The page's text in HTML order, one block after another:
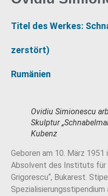
Titel des Werkes:
zerstört)
Rumänien
Ovidiu Simionescu
Skulptur
Kubenz
Geboren am 10. März 1951
Absolvent des Instituts für
Grigorescu“, Bukarest.